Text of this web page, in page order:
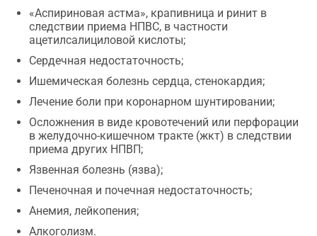
«Аспириновая астма», крапивница и ринит в
следствии приема НПВС, в частности
ацетилсалициловой кислоты;
Сердечная недостаточность;
Ишемическая болезнь сердца, стенокардия;
Лечение боли при коронарном шунтировании;
Осложнения в виде кровотечений или перфорации
в желудочно-кишечном тракте (жкт) в следствии
приема других НПВП;
Язвенная болезнь (язва);
Печеночная и почечная недостаточность;
Анемия, лейкопения;
Алкоголизм.